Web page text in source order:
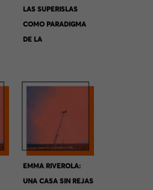
LAS SUPERISLAS
COMO PARADIGMA
DE LA
EMMA RIVEROLA:
UNA CASA SIN REJAS